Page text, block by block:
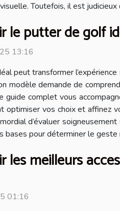
Toutefois, il est judicieux
le putter de golf
13:16
peut transformer
modèle demande de
guide complet vous
vos choix et affinez
d’évaluer
pour déterminer le geste
les meilleurs
01:16